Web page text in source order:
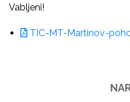
Vabljeni!
TIC-MT-Martinov-